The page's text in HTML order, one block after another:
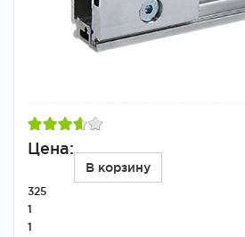
Цена:
В корзину
325
1
1